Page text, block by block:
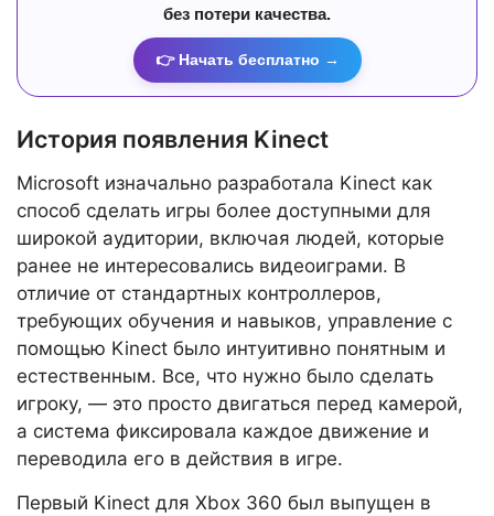
без потери качества.
👉 Начать бесплатно →
История появления Kinect
Microsoft изначально разработала Kinect как
способ сделать игры более доступными для
широкой аудитории, включая людей, которые
ранее не интересовались видеоиграми. В
отличие от стандартных контроллеров,
требующих обучения и навыков, управление с
помощью Kinect было интуитивно понятным и
естественным. Все, что нужно было сделать
игроку, — это просто двигаться перед камерой,
а система фиксировала каждое движение и
переводила его в действия в игре.
Первый Kinect для Xbox 360 был выпущен в